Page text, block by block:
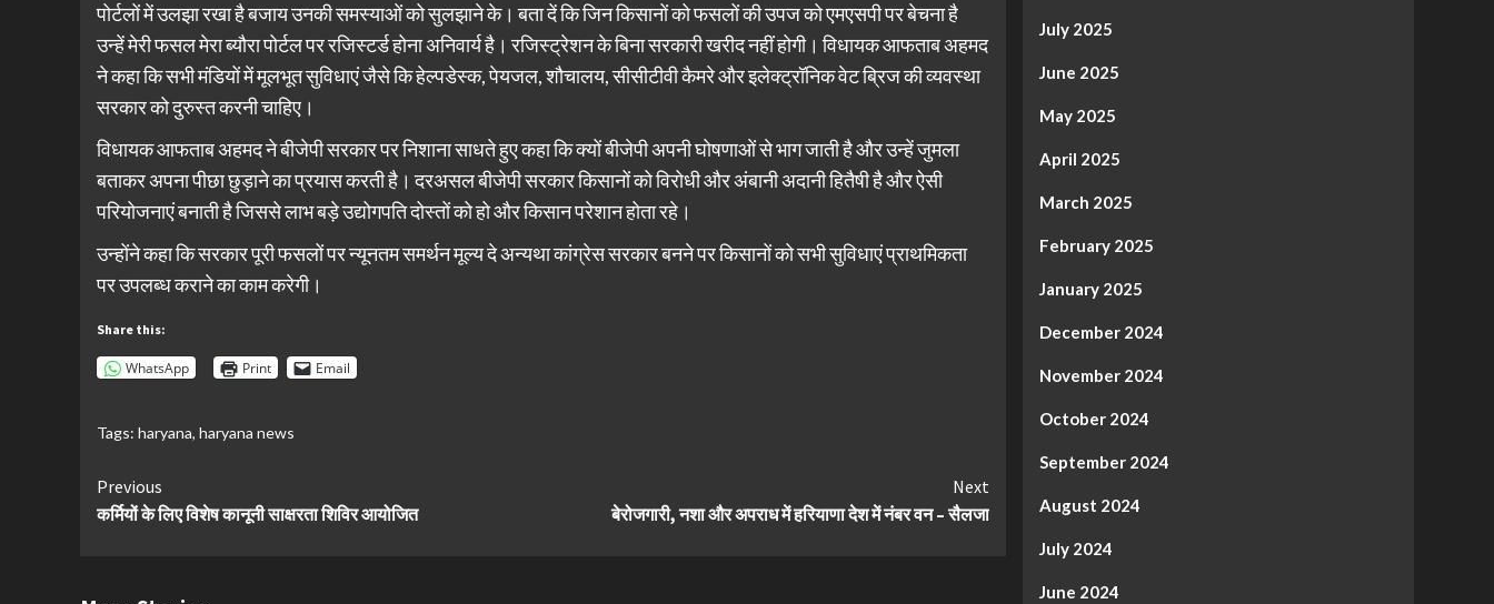
पोर्टलों में उलझा रखा है बजाय उनकी समस्याओं को सुलझाने के। बता दें कि ज‍िन किसानों को फसलों की उपज को एमएसपी पर बेचना है
उन्हें मेरी फसल मेरा ब्यौरा पोर्टल पर रजिस्टर्ड होना अनिवार्य है। रजिस्ट्रेशन के ब‍िना सरकारी खरीद नहीं होगी। विधायक आफताब अहमद
ने कहा कि सभी मंडियों में मूलभूत सुविधाएं जैसे कि हेल्पडेस्क, पेयजल, शौचालय, सीसीटीवी कैमरे और इलेक्ट्रॉनिक वेट ब्रिज की व्यवस्था
सरकार को दुरुस्त करनी चाहिए।
विधायक आफताब अहमद ने बीजेपी सरकार पर निशाना साधते हुए कहा कि क्यों बीजेपी अपनी घोषणाओं से भाग जाती है और उन्हें जुमला
बताकर अपना पीछा छुड़ाने का प्रयास करती है। दरअसल बीजेपी सरकार किसानों को विरोधी और अंबानी अदानी हितैषी है और ऐसी
परियोजनाएं बनाती है जिससे लाभ बड़े उद्योगपति दोस्तों को हो और किसान परेशान होता रहे।
उन्होंने कहा कि सरकार पूरी फसलों पर न्यूनतम समर्थन मूल्य दे अन्यथा कांग्रेस सरकार बनने पर किसानों को सभी सुविधाएं प्राथमिकता
पर उपलब्ध कराने का काम करेगी।
Share this:
WhatsApp Print Email
Tags: haryana, haryana news
Continue
Reading
Previous
कर्मियों के लिए विशेष कानूनी साक्षरता शिविर आयोजित
Next
बेरोजगारी, नशा और अपराध में हरियाणा देश में नंबर वन – सैलजा
July 2025
June 2025
May 2025
April 2025
March 2025
February 2025
January 2025
December 2024
November 2024
October 2024
September 2024
August 2024
July 2024
June 2024